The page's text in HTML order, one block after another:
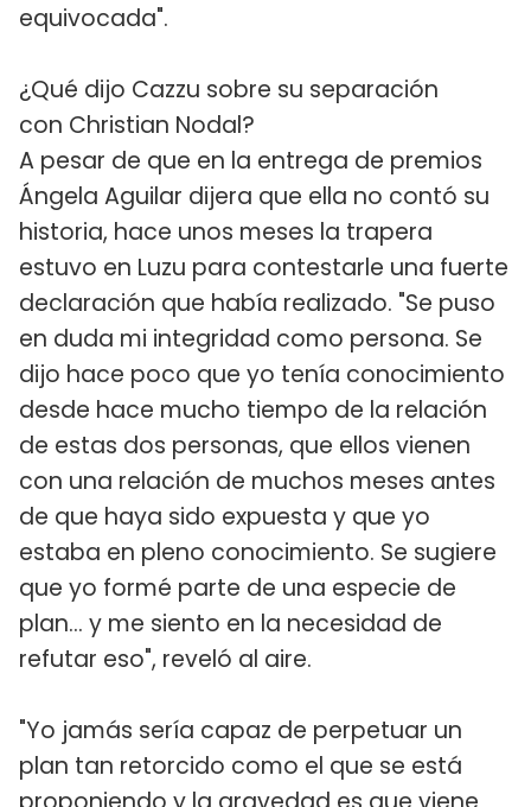
equivocada".
¿Qué dijo Cazzu sobre su separación
con Christian Nodal?
A pesar de que en la entrega de premios
Ángela Aguilar dijera que ella no contó su
historia, hace unos meses la trapera
estuvo en Luzu para contestarle una fuerte
declaración que había realizado. "Se puso
en duda mi integridad como persona. Se
dijo hace poco que yo tenía conocimiento
desde hace mucho tiempo de la relación
de estas dos personas, que ellos vienen
con una relación de muchos meses antes
de que haya sido expuesta y que yo
estaba en pleno conocimiento. Se sugiere
que yo formé parte de una especie de
plan... y me siento en la necesidad de
refutar eso", reveló al aire.
"Yo jamás sería capaz de perpetuar un
plan tan retorcido como el que se está